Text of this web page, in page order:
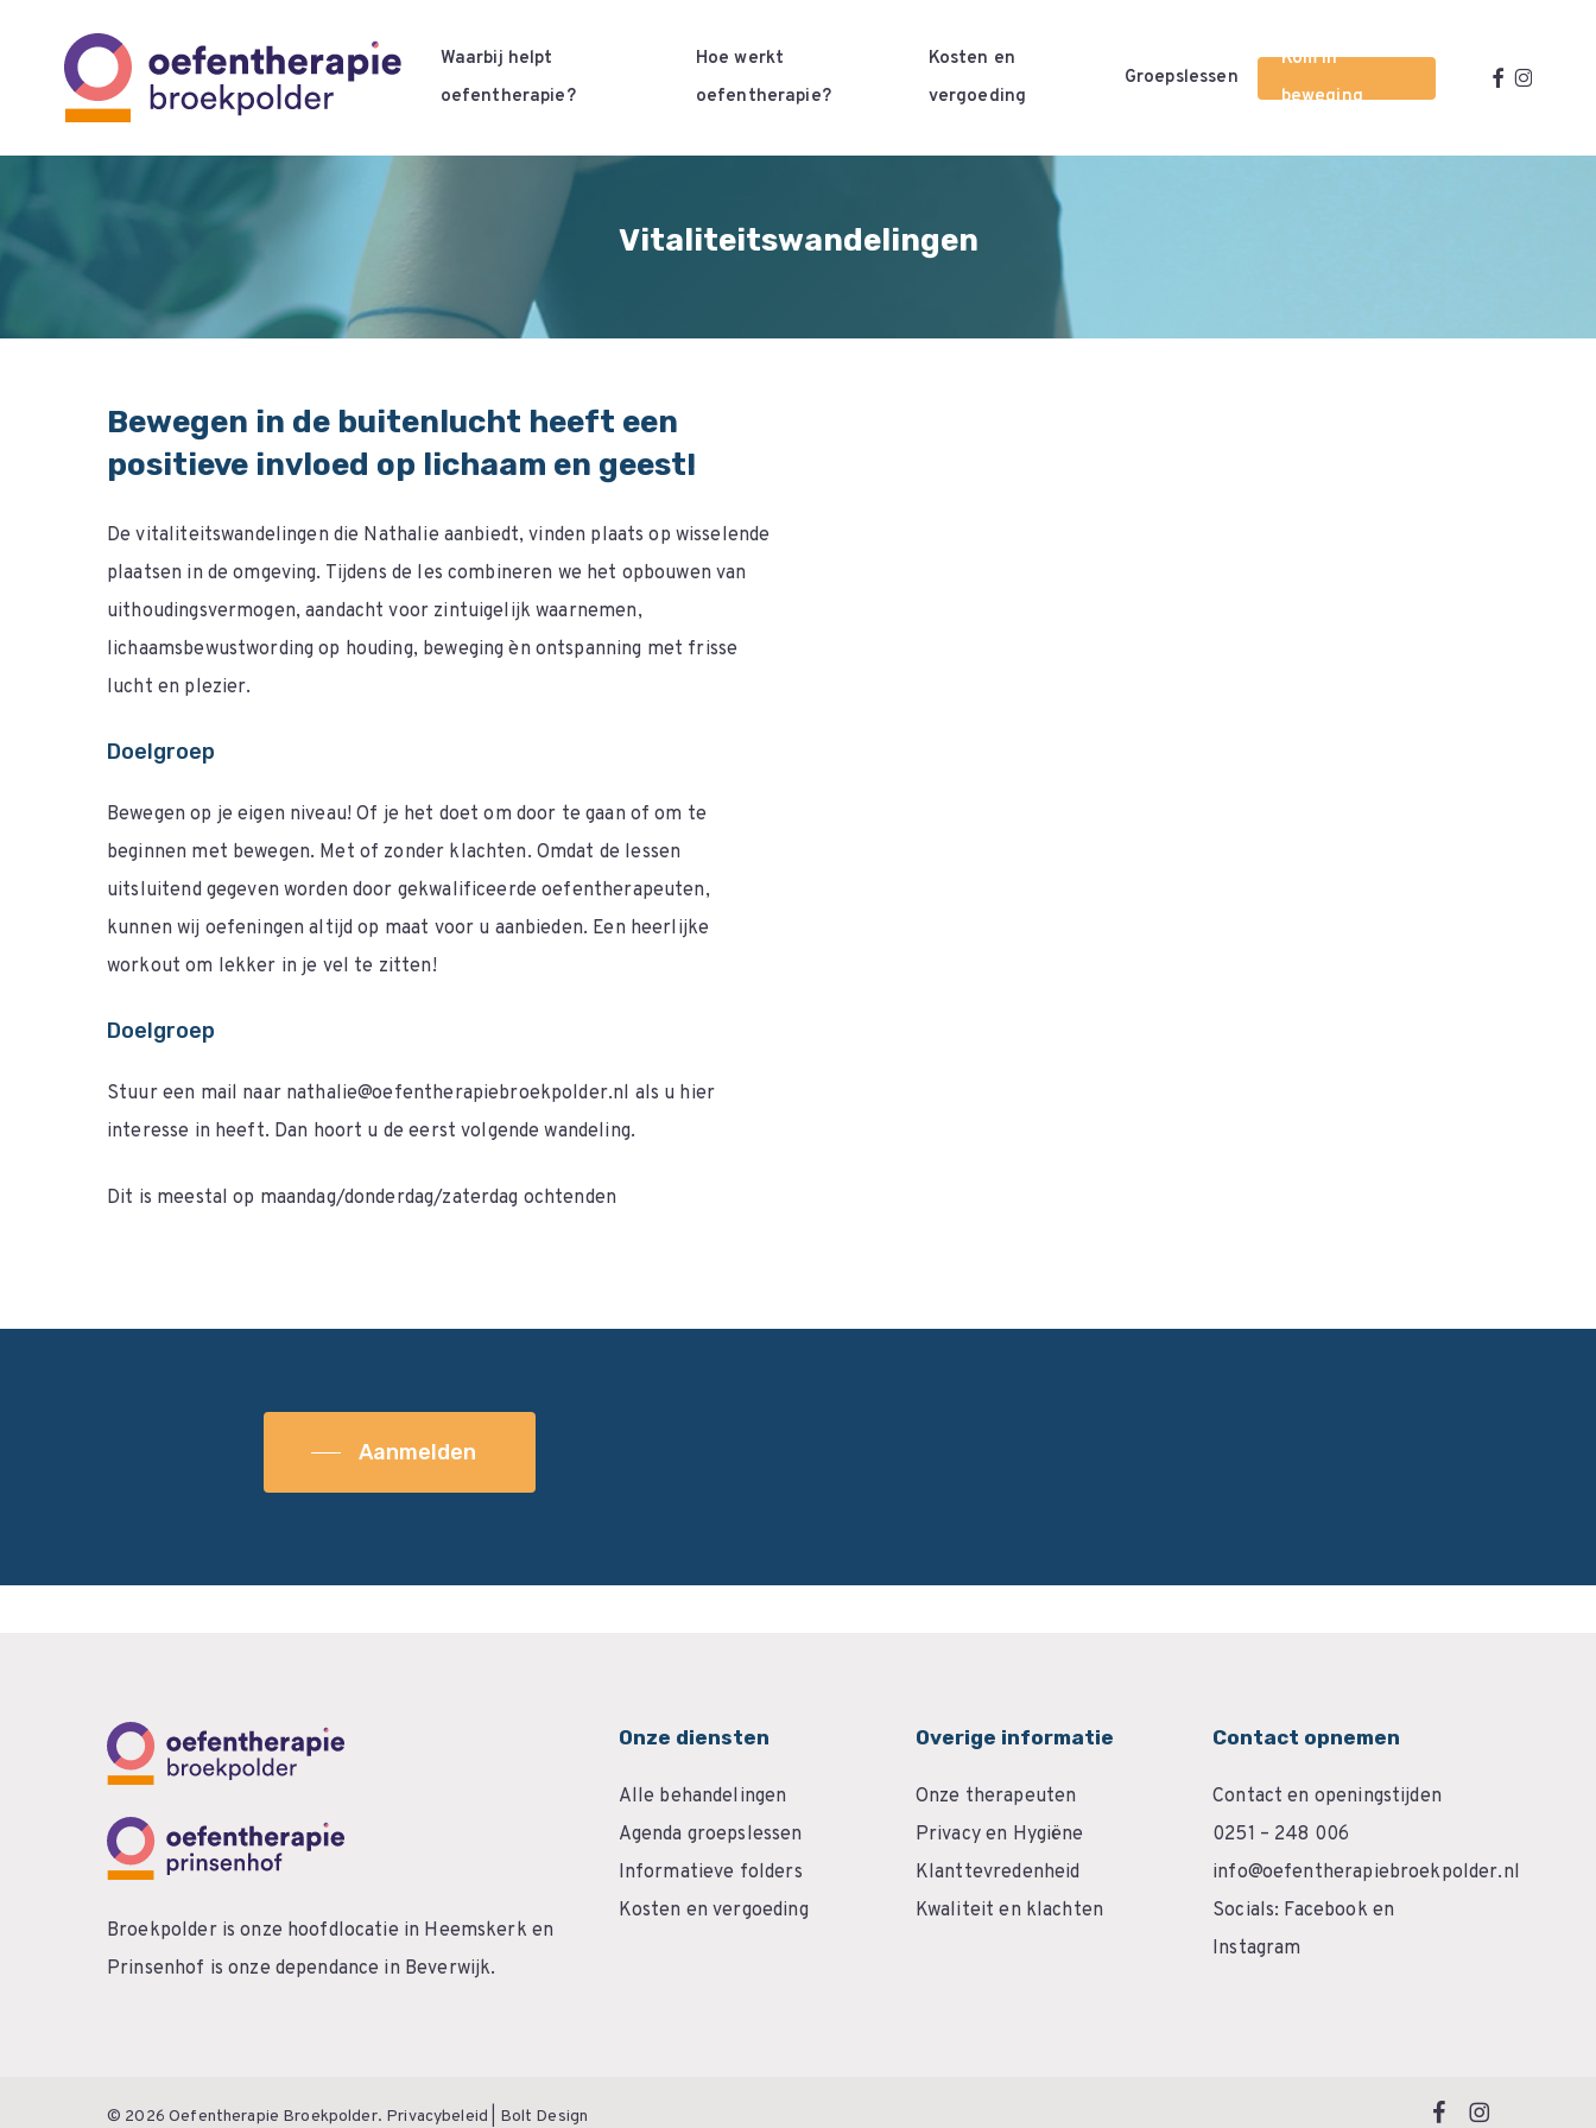
Waarbij helpt
oefentherapie?
Hoe werkt
oefentherapie?
Kosten en
vergoeding
Groepslessen
Kom in
beweging
facebook
Vitaliteitswandelingen
Bewegen in de buitenlucht heeft een
positieve invloed op lichaam en geest!
De vitaliteitswandelingen die Nathalie aanbiedt, vinden plaats op wisselende
plaatsen in de omgeving. Tijdens de les combineren we het opbouwen van
uithoudingsvermogen, aandacht voor zintuigelijk waarnemen,
lichaamsbewustwording op houding, beweging èn ontspanning met frisse
lucht en plezier.
Doelgroep
Bewegen op je eigen niveau! Of je het doet om door te gaan of om te
beginnen met bewegen. Met of zonder klachten. Omdat de lessen
uitsluitend gegeven worden door gekwalificeerde oefentherapeuten,
kunnen wij oefeningen altijd op maat voor u aanbieden. Een heerlijke
workout om lekker in je vel te zitten!
Doelgroep
Stuur een mail naar nathalie@oefentherapiebroekpolder.nl als u hier
interesse in heeft. Dan hoort u de eerst volgende wandeling.
Dit is meestal op maandag/donderdag/zaterdag ochtenden
Aanmelden
Broekpolder is onze hoofdlocatie in Heemskerk en
Prinsenhof is onze dependance in Beverwijk.
Onze diensten
Alle behandelingen
Agenda groepslessen
Informatieve folders
Kosten en vergoeding
Overige informatie
Onze therapeuten
Privacy en Hygiëne
Klanttevredenheid
Kwaliteit en klachten
Contact opnemen
Contact en openingstijden
0251 – 248 006
info@oefentherapiebroekpolder.nl
Socials: Facebooken
Instagram
© 2026 Oefentherapie Broekpolder. Privacybeleid Bolt Design facebookinstagram